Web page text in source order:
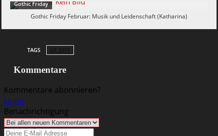
Gothic Friday
Gothic Friday Februar: Musik und Leidenschaft (Katharina)
TAGS
Kommentare
Kommentare abonnieren?
Login
Benachrichtigung